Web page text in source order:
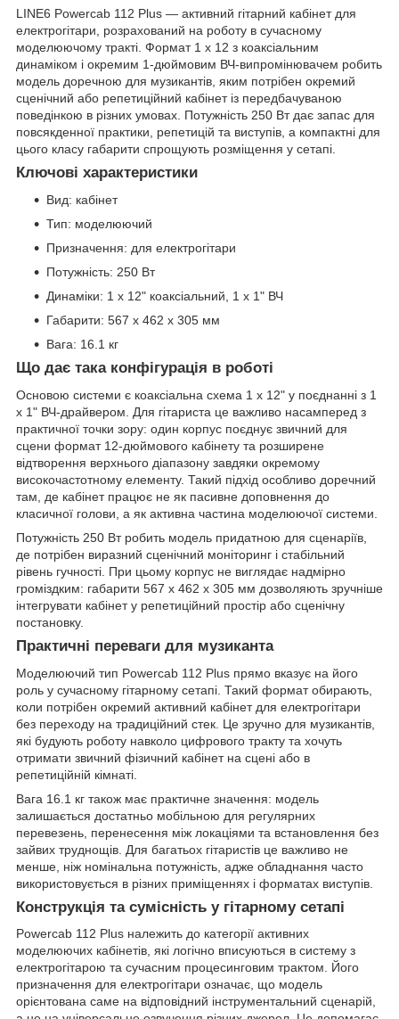
LINE6 Powercab 112 Plus — активний гітарний кабінет для
електрогітари, розрахований на роботу в сучасному
моделюючому тракті. Формат 1 x 12 з коаксіальним
динаміком і окремим 1-дюймовим ВЧ-випромінювачем робить
модель доречною для музикантів, яким потрібен окремий
сценічний або репетиційний кабінет із передбачуваною
поведінкою в різних умовах. Потужність 250 Вт дає запас для
повсякденної практики, репетицій та виступів, а компактні для
цього класу габарити спрощують розміщення у сетапі.
Ключові характеристики
Вид: кабінет
Тип: моделюючий
Призначення: для електрогітари
Потужність: 250 Вт
Динаміки: 1 х 12" коаксіальний, 1 х 1" ВЧ
Габарити: 567 x 462 x 305 мм
Вага: 16.1 кг
Що дає така конфігурація в роботі
Основою системи є коаксіальна схема 1 х 12" у поєднанні з 1
х 1" ВЧ-драйвером. Для гітариста це важливо насамперед з
практичної точки зору: один корпус поєднує звичний для
сцени формат 12-дюймового кабінету та розширене
відтворення верхнього діапазону завдяки окремому
високочастотному елементу. Такий підхід особливо доречний
там, де кабінет працює не як пасивне доповнення до
класичної голови, а як активна частина моделюючої системи.
Потужність 250 Вт робить модель придатною для сценаріїв,
де потрібен виразний сценічний моніторинг і стабільний
рівень гучності. При цьому корпус не виглядає надмірно
громіздким: габарити 567 x 462 x 305 мм дозволяють зручніше
інтегрувати кабінет у репетиційний простір або сценічну
постановку.
Практичні переваги для музиканта
Моделюючий тип Powercab 112 Plus прямо вказує на його
роль у сучасному гітарному сетапі. Такий формат обирають,
коли потрібен окремий активний кабінет для електрогітари
без переходу на традиційний стек. Це зручно для музикантів,
які будують роботу навколо цифрового тракту та хочуть
отримати звичний фізичний кабінет на сцені або в
репетиційній кімнаті.
Вага 16.1 кг також має практичне значення: модель
залишається достатньо мобільною для регулярних
перевезень, перенесення між локаціями та встановлення без
зайвих труднощів. Для багатьох гітаристів це важливо не
менше, ніж номінальна потужність, адже обладнання часто
використовується в різних приміщеннях і форматах виступів.
Конструкція та сумісність у гітарному сетапі
Powercab 112 Plus належить до категорії активних
моделюючих кабінетів, які логічно вписуються в систему з
електрогітарою та сучасним процесинговим трактом. Його
призначення для електрогітари означає, що модель
орієнтована саме на відповідний інструментальний сценарій,